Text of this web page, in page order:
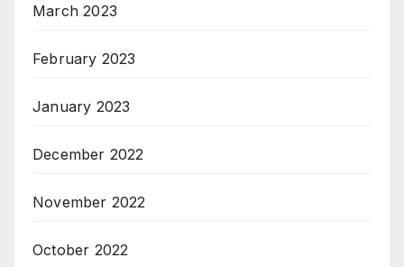
March 2023
February 2023
January 2023
December 2022
November 2022
October 2022